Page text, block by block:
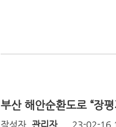
부산 해안순환도로 “장
작성자 관리자 23-02-16